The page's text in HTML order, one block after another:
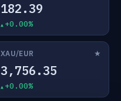
182.39
+0.00%
XAU/EUR ★
3,756.35
+0.00%